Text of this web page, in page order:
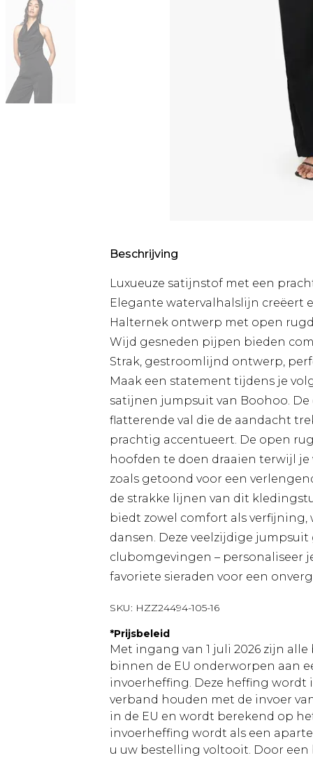
Beschrijving
Luxueuze satijnstof met een
Elegante watervalhalslijn creëert
Halternek ontwerp met open
Wijd gesneden pijpen bieden
Strak, gestroomlijnd ontwerp,
Maak een statement tijdens je
satijnen jumpsuit van Boohoo.
flatterende val die de aandacht
prachtig accentueert. De open
hoofden te doen draaien terwijl
zoals getoond voor een
de strakke lijnen van dit
biedt zowel comfort als
dansen. Deze veelzijdige
clubomgevingen – personaliseer
favoriete sieraden voor een
SKU: HZZ24494-105-16
*Prijsbeleid
Met ingang van 1 juli 2026 zijn
binnen de EU onderworpen aan
invoerheffing. Deze heffing
verband houden met de invoer
in de EU en wordt berekend op
invoerheffing wordt als een
u uw bestelling voltooit. Door